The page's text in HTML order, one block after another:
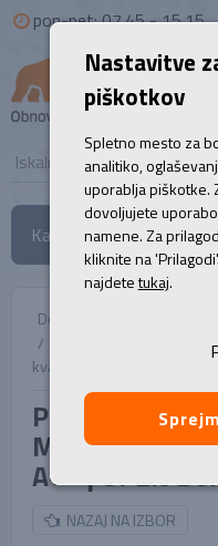
pon-pet: 07.45 - 15.15
Kategorije
Domov
/
Prenosnik, HP Zbook
kvaliteta A++ | OPEN BOX (!)
Prenosnik, HP
Mobile
A++ | OPEN
NAZAJ NA IZBOR
Nastavitve
piškotkov
Spletno mesto za
analitiko,
uporablja piškotke.
dovoljujete
namene. Za
kliknite na
najdetetukaj.